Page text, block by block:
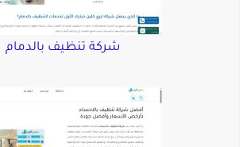
شركة تنظيف بالدمام